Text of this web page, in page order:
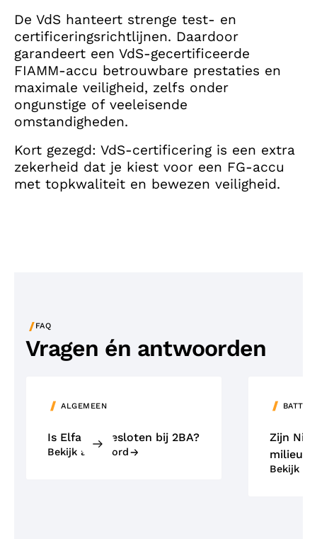
De VdS hanteert strenge test- en
certificeringsrichtlijnen. Daardoor
garandeert een VdS-gecertificeerde
FIAMM-accu betrouwbare prestaties en
maximale veiligheid, zelfs onder
ongunstige of veeleisende
omstandigheden.
Kort gezegd: VdS-certificering is een extra
zekerheid dat je kiest voor een FG-accu
met topkwaliteit en bewezen veiligheid.
/FAQ
Vragen én antwoorden
ALGEMEEN
Is Elfa aangesloten bij 2BA?
Bekijk antwoord
Zijn
Bekijk